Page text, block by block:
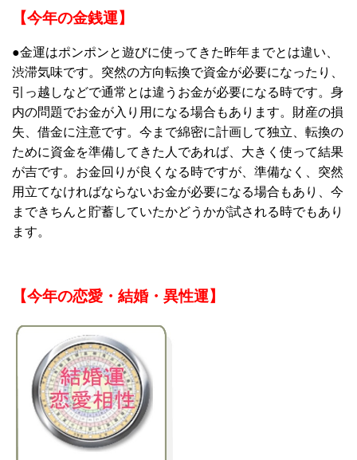
【今年の金銭運】
●金運はポンポンと遊びに使ってきた昨年までとは違い、
渋滞気味です。突然の方向転換で資金が必要になったり、
引っ越しなどで通常とは違うお金が必要になる時です。身
内の問題でお金が入り用になる場合もあります。財産の損
失、借金に注意です。今まで綿密に計画して独立、転換の
ために資金を準備してきた人であれば、大きく使って結果
が吉です。お金回りが良くなる時ですが、準備なく、突然
用立てなければならないお金が必要になる場合もあり、今
まできちんと貯蓄していたかどうかが試される時でもあり
ます。
【今年の恋愛・結婚・異性運】